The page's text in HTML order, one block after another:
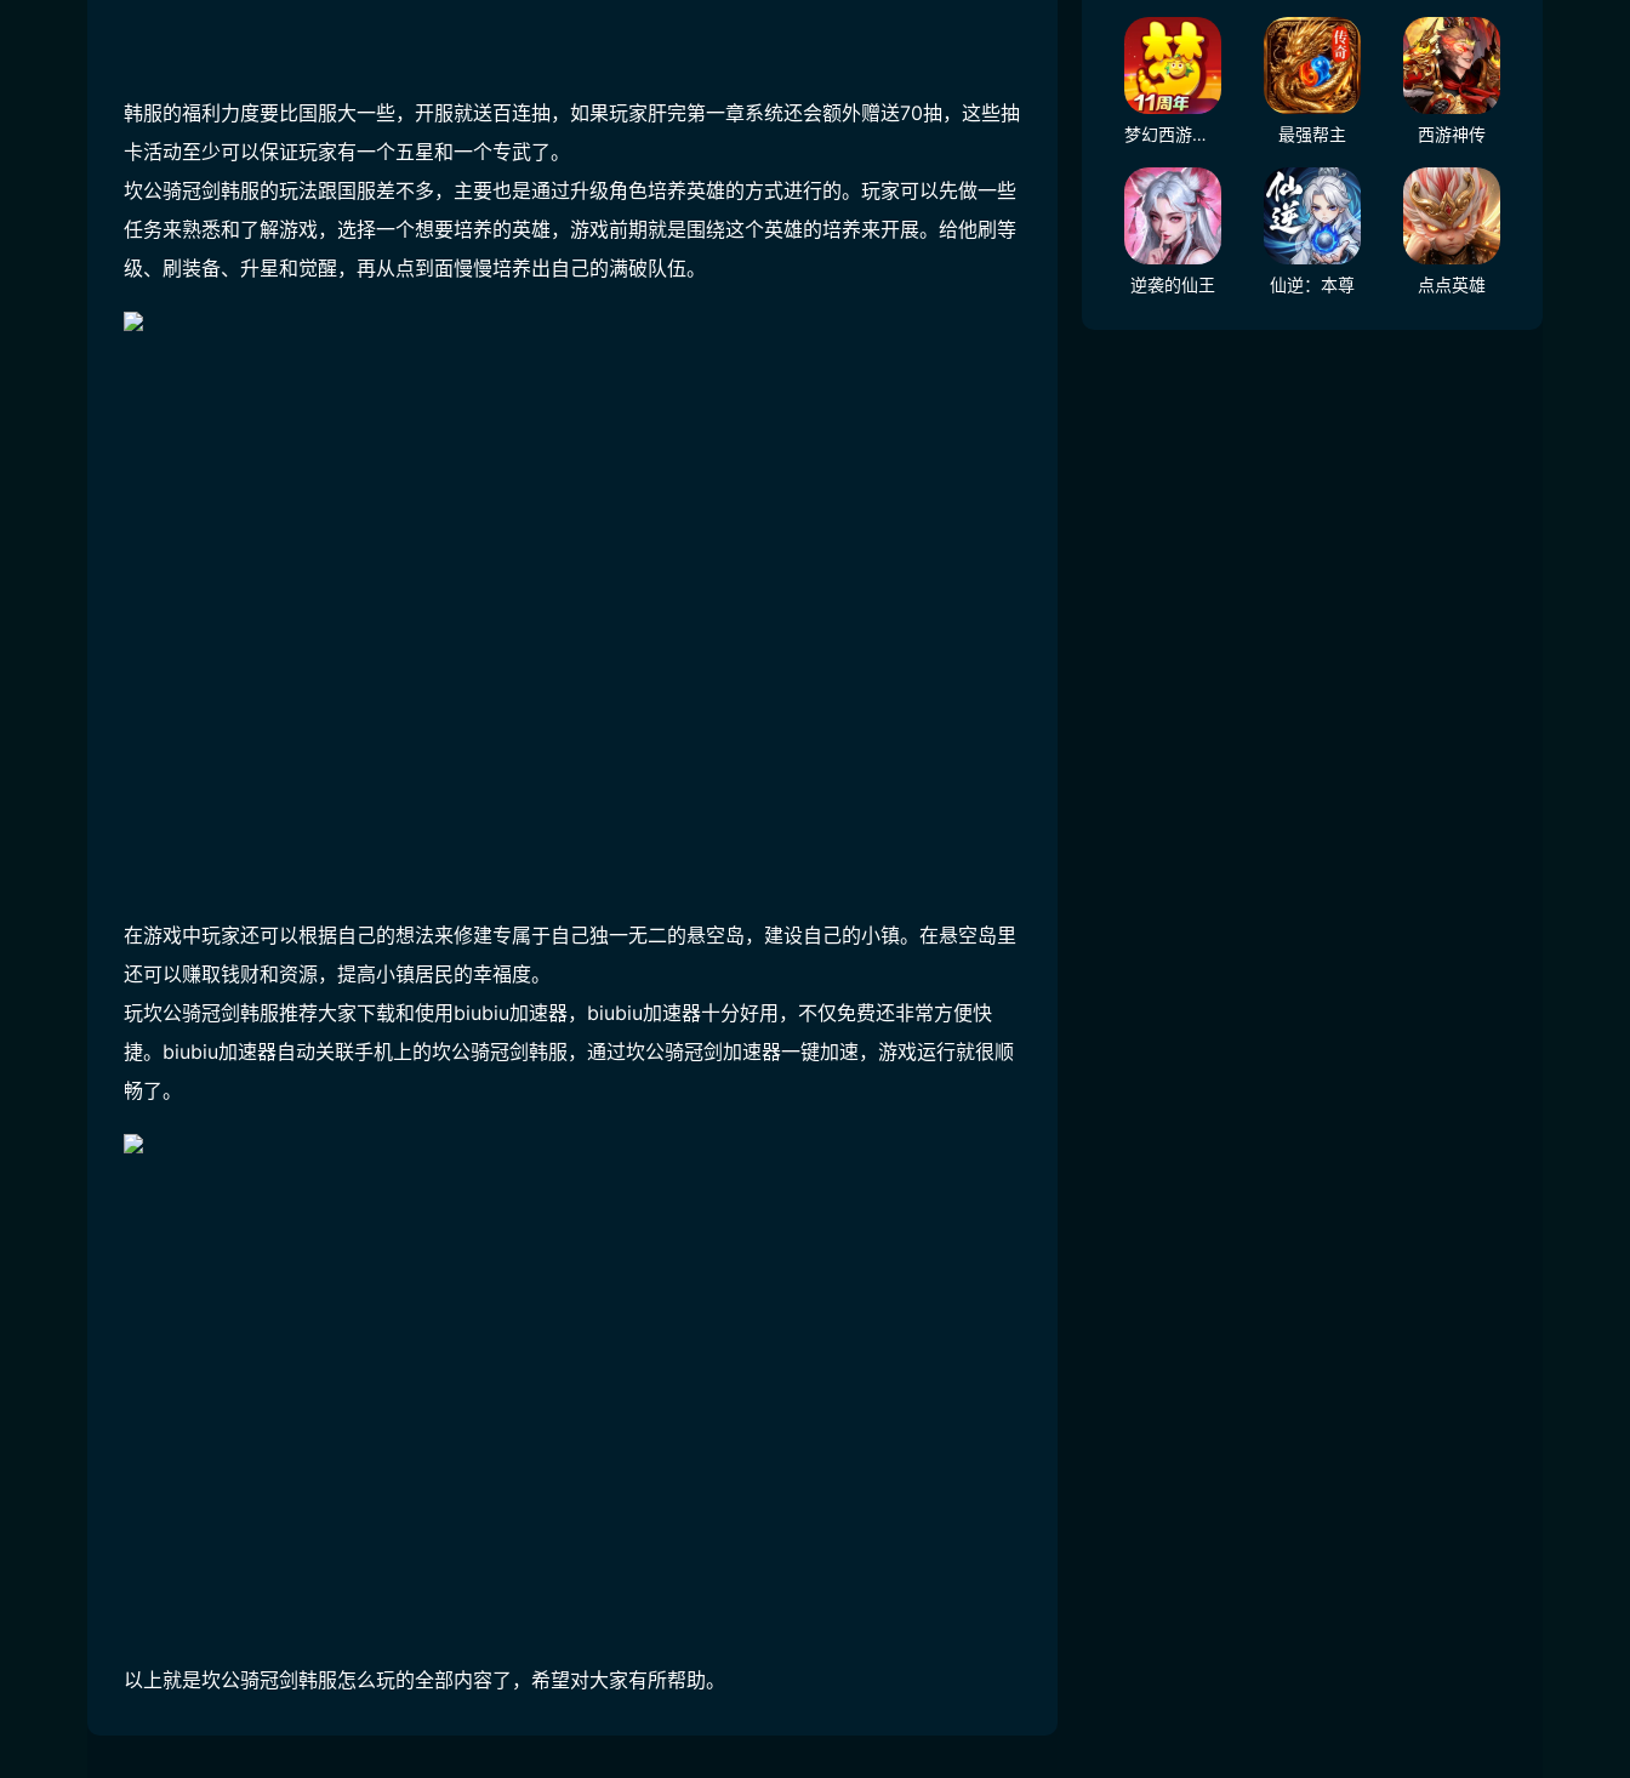
韩服的福利力度要比国服大一些，开服就送百连抽，如果玩家肝完第一章系统还会额外赠送70抽，这些抽
卡活动至少可以保证玩家有一个五星和一个专武了。
坎公骑冠剑韩服的玩法跟国服差不多，主要也是通过升级角色培养英雄的方式进行的。玩家可以先做一些
任务来熟悉和了解游戏，选择一个想要培养的英雄，游戏前期就是围绕这个英雄的培养来开展。给他刷等
级、刷装备、升星和觉醒，再从点到面慢慢培养出自己的满破队伍。
在游戏中玩家还可以根据自己的想法来修建专属于自己独一无二的悬空岛，建设自己的小镇。在悬空岛里
还可以赚取钱财和资源，提高小镇居民的幸福度。
玩坎公骑冠剑韩服推荐大家下载和使用biubiu加速器，biubiu加速器十分好用，不仅免费还非常方便快
捷。biubiu加速器自动关联手机上的坎公骑冠剑韩服，通过坎公骑冠剑加速器一键加速，游戏运行就很顺
畅了。
以上就是坎公骑冠剑韩服怎么玩的全部内容了，希望对大家有所帮助。
梦幻西游（大陆服） 最强帮主 西游神传
逆袭的仙王 仙逆：本尊 点点英雄